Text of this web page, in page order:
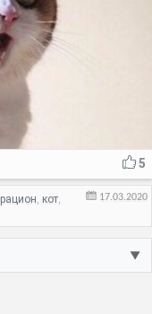
5
17.03.2020
рацион, кот,
▼